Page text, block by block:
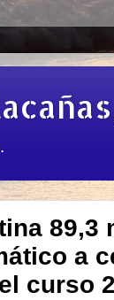
89,3
a
curso